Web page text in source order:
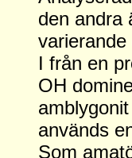
den andra
varierande
I från en
OH
används
Som